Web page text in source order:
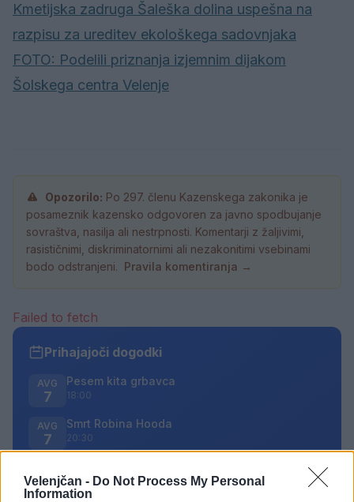
Velenjčan - Do Not Process My Personal
Information
Kmetijska zadruga Šaleška dolina uspešna na
razpisu za ureditev ekološkega sadovnjaka
FOTO: Podelili priznanja izjemnim dijakom
Šolskega centra Velenje
Opozorilo: Po 297. členu Kazenskega zakonika je
posameznik kazensko odgovoren za javno spodbujanje
sovraštva, nasilja ali nestrpnosti. Komentarji z žaljivimi,
rasističnimi, diskriminatornimi ali nezakonitimi vsebinami
bodo odstranjeni. Pravila komentiranja →
Failed to fetch
Prihajajoči dogodki
AVG
7
Pesem kita grbavca
18:00
AVG
7
Smrt Robina Hooda
20:30
7 20:00